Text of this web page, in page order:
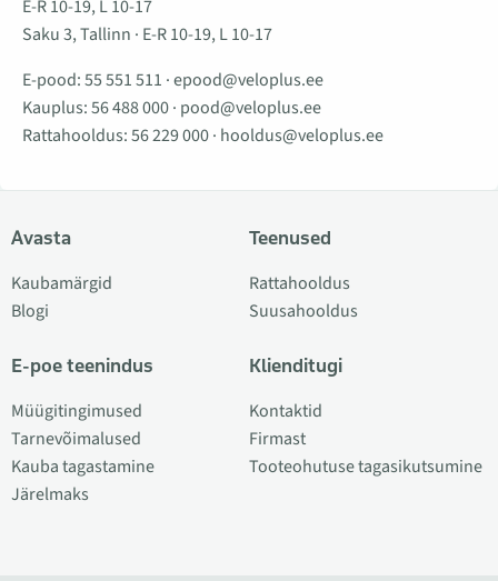
E-R 10-19, L 10-17
Saku 3, Tallinn · E-R 10-19, L 10-17
E-pood:55 551 511 ·epood@veloplus.ee
Kauplus:56 488 000· pood@veloplus.ee
Rattahooldus:56 229 000· hooldus@veloplus.ee
Avasta
Kaubamärgid
Blogi
E-poe teenindus
Müügitingimused
Tarnevõimalused
Kauba tagastamine
Järelmaks
Teenused
Rattahooldus
Suusahooldus
Klienditugi
Kontaktid
Firmast
Tooteohutuse tagasikutsumine